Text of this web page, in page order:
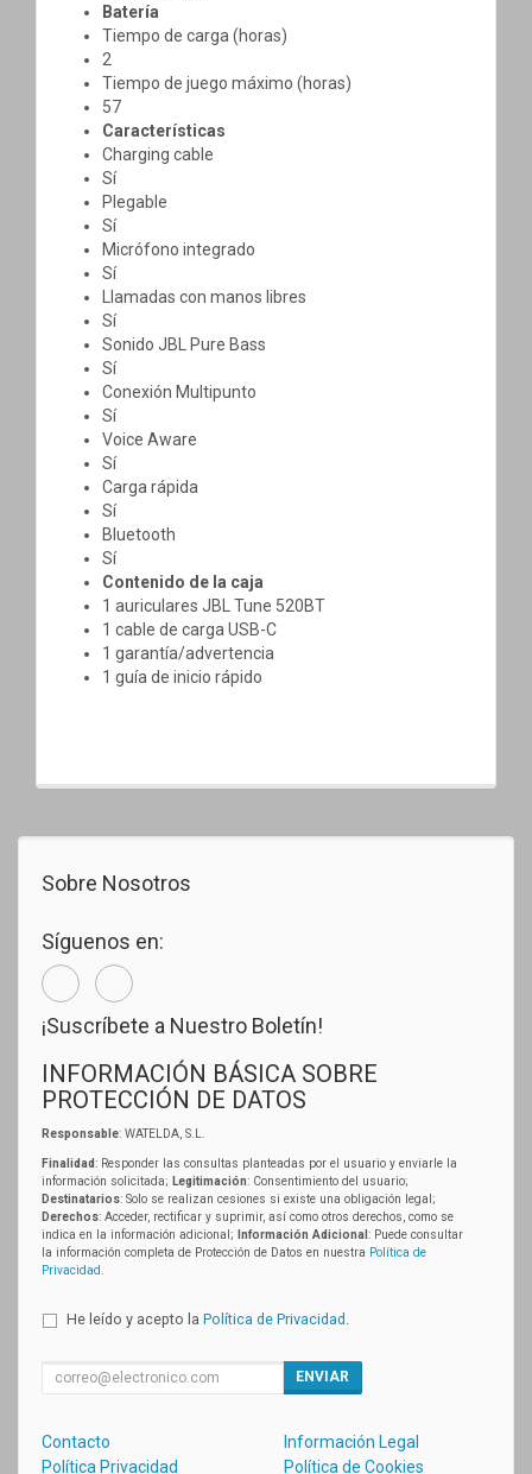
Batería
Tiempo de carga (horas)
2
Tiempo de juego máximo (horas)
57
Características
Charging cable
Sí
Plegable
Sí
Micrófono integrado
Sí
Llamadas con manos libres
Sí
Sonido JBL Pure Bass
Sí
Conexión Multipunto
Sí
Voice Aware
Sí
Carga rápida
Sí
Bluetooth
Sí
Contenido de la caja
1 auriculares JBL Tune 520BT
1 cable de carga USB-C
1 garantía/advertencia
1 guía de inicio rápido
Sobre Nosotros
Síguenos en:
¡Suscríbete a Nuestro Boletín!
INFORMACIÓN BÁSICA SOBRE
PROTECCIÓN DE DATOS
Responsable: WATELDA, S.L.
Finalidad: Responder las consultas planteadas por el usuario y enviarle la
información solicitada; Legitimación: Consentimiento del usuario;
Destinatarios: Solo se realizan cesiones si existe una obligación legal;
Derechos: Acceder, rectificar y suprimir, así como otros derechos, como se
indica en la información adicional;
Información Adicional : Puede consultar
la información completa de Protección de Datos en nuestra Política de
Privacidad
He leído y acepto la Política de Privacidad
ENVIAR
Contacto
Información Legal
Política Privacidad
Política de Cookies